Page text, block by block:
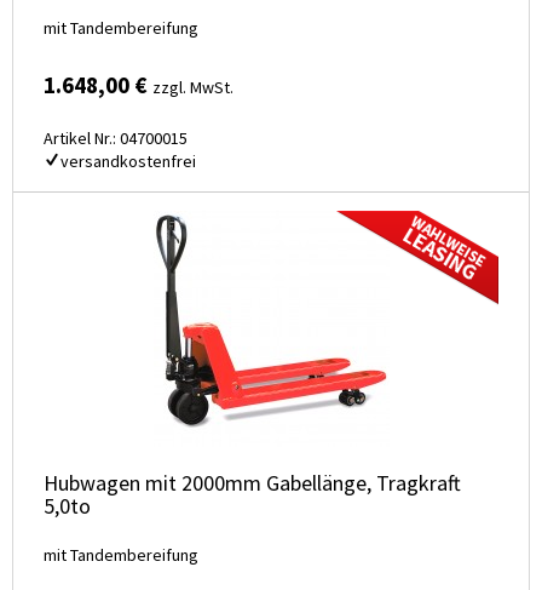
mit Tandembereifung
1.648,00 € zzgl. MwSt.
Artikel Nr.: 04700015
versandkostenfrei
Hubwagen mit 2000mm Gabellänge, Tragkraft
5,0to
mit Tandembereifung